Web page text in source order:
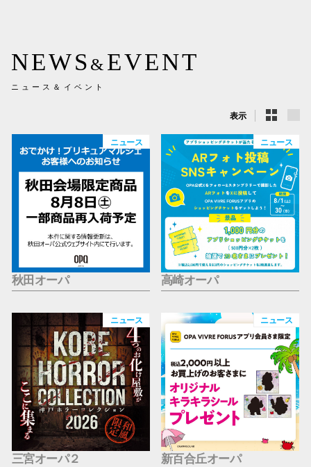
NEWS & EVENT
ニュース＆イベント
表示
ニュース
秋田オーパ
ニュース
高崎オーパ
ニュース
三宮オーパ２
ニュース
新百合丘オーパ
横浜ビ